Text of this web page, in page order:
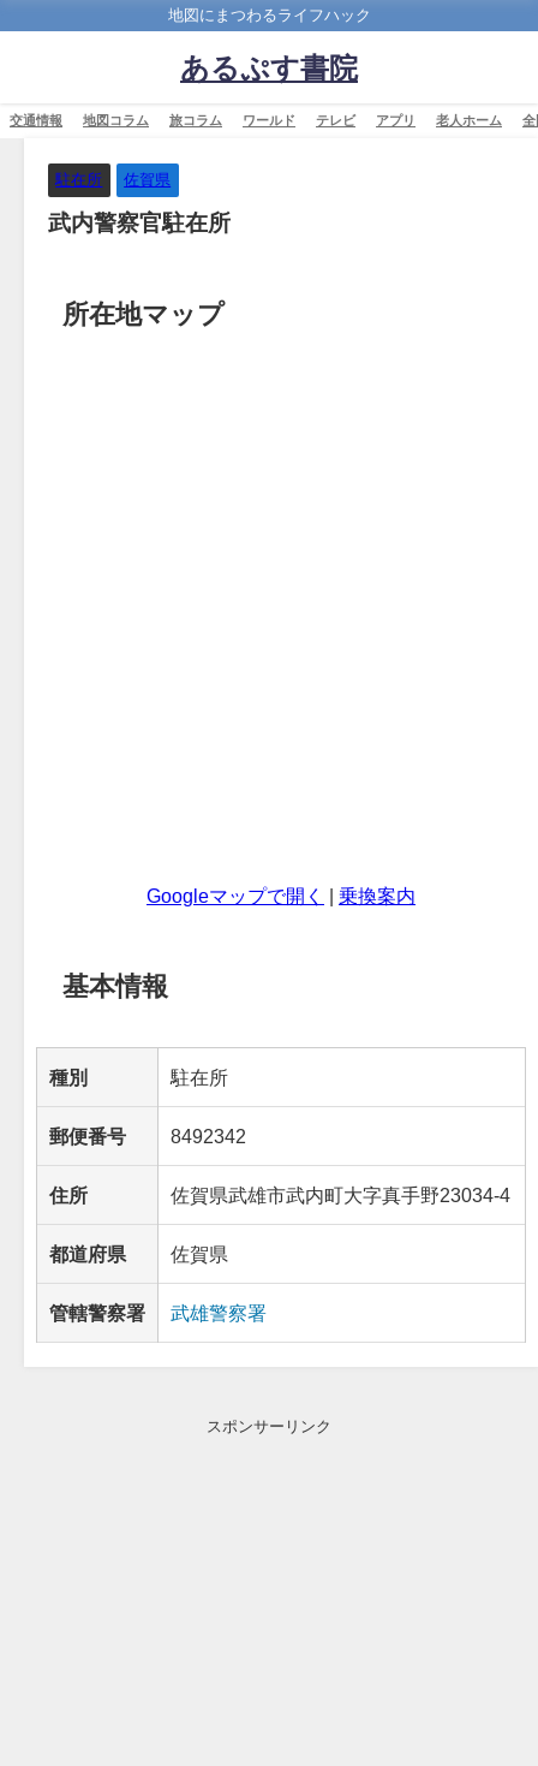
地図にまつわるライフハック
あるぷす書院
交通情報 地図コラム 旅コラム ワールド テレビ アプリ 老人ホーム 全
駐在所 佐賀県
武内警察官駐在所
所在地マップ
Googleマップで開く 乗換案内
基本情報
種別 駐在所
郵便番号 8492342
住所 佐賀県武雄市武内町大字真手野23034-4
都道府県 佐賀県
管轄警察署 武雄警察署
スポンサーリンク